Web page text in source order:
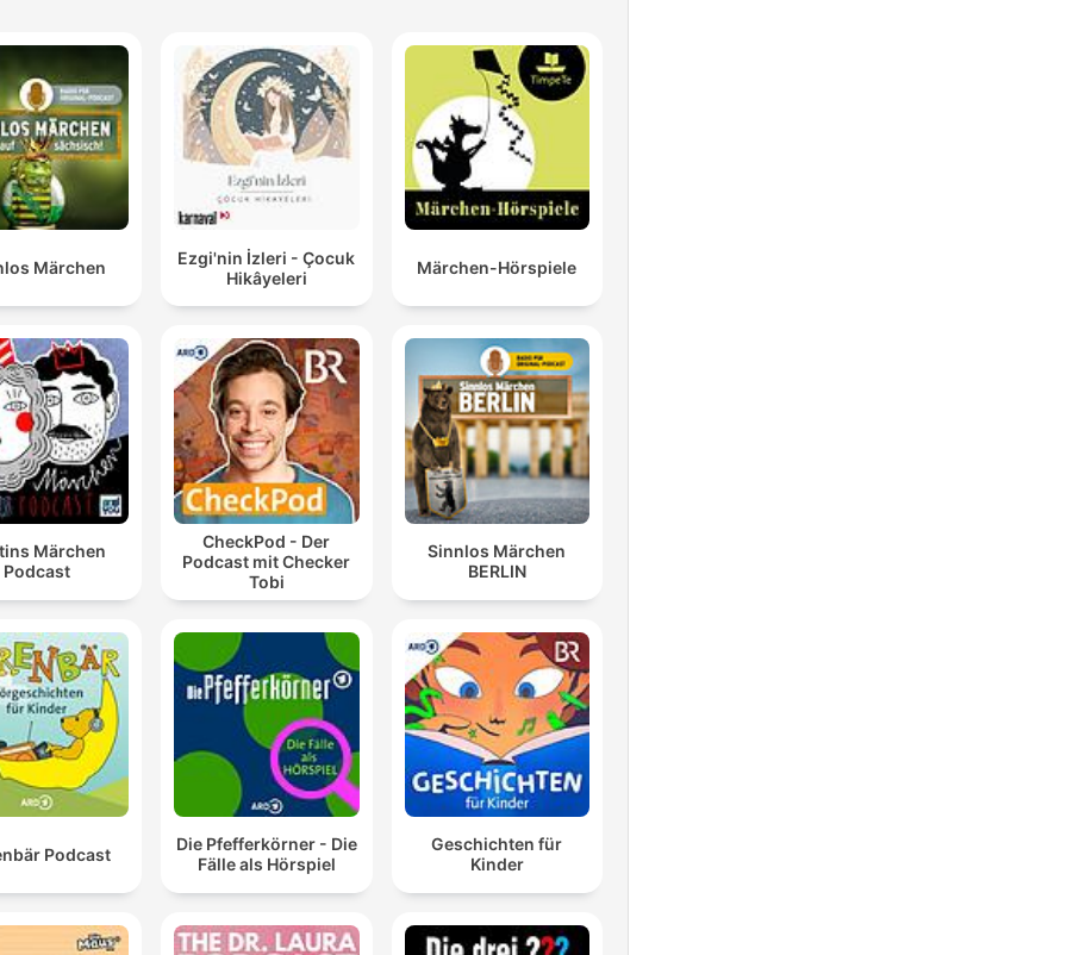
Märchen
Ezgi'nin İzleri - Çocuk
Hikâyeleri
Märchen-Hörspiele
Märchen
Podcast
CheckPod - Der
Podcast mit Checker
Tobi
Sinnlos Märchen
BERLIN
Podcast
Die Pfefferkörner - Die
Fälle als Hörspiel
Geschichten für
Kinder